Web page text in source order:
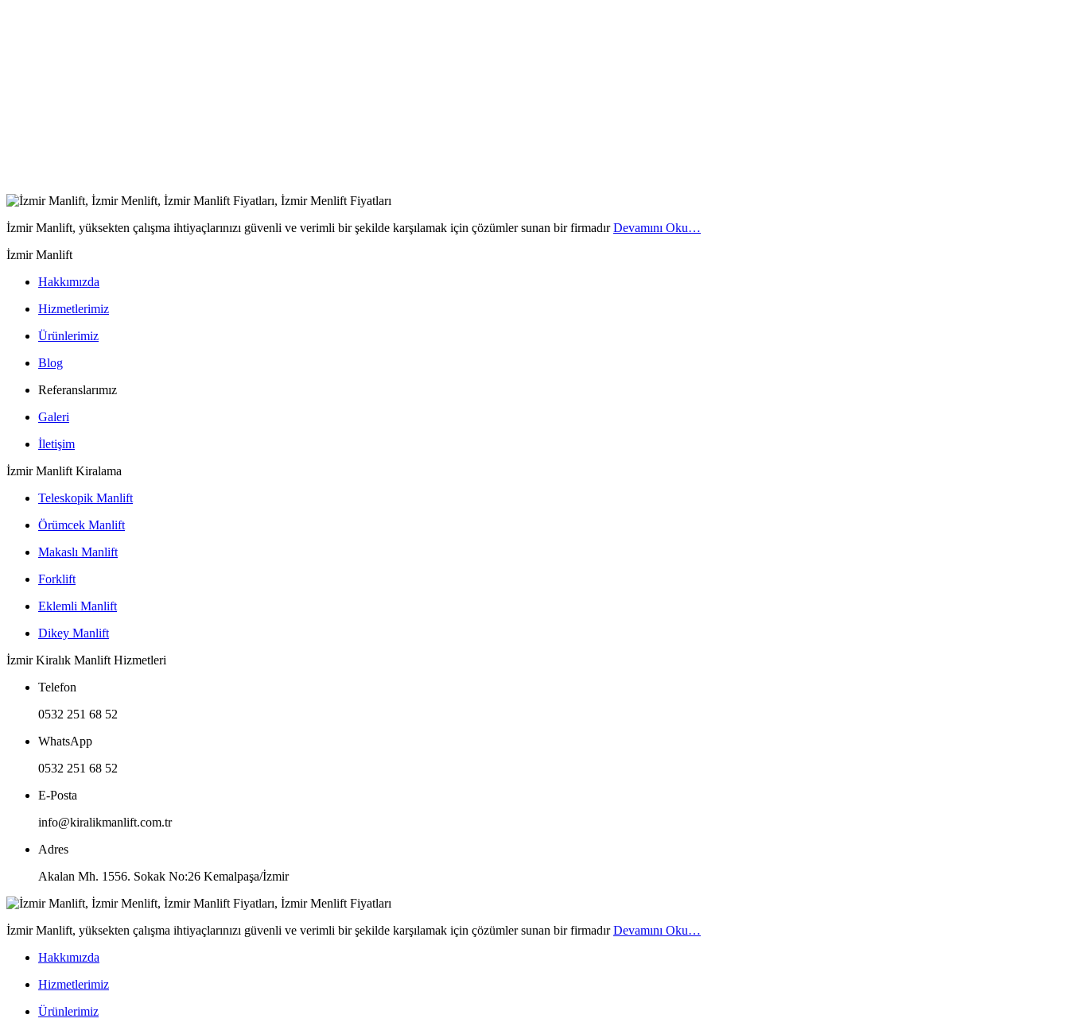
İzmir Manlift, yüksekten çalışma ihtiyaçlarınızı güvenli ve verimli bir şekilde karşılamak için çözümler sunan bir firmadırDevamını Oku…
İzmir Manlift
Hakkımızda
Hizmetlerimiz
Ürünlerimiz
Blog
Referanslarımız
Galeri
İletişim
İzmir Manlift Kiralama
Teleskopik Manlift
Örümcek Manlift
Makaslı Manlift
Forklift
Eklemli Manlift
Dikey Manlift
İzmir Kiralık Manlift Hizmetleri
Telefon
0532 251 68 52
WhatsApp
0532 251 68 52
E-Posta
info@kiralikmanlift.com.tr
Adres
Akalan Mh. 1556. Sokak No:26 Kemalpaşa/İzmir
İzmir Manlift, yüksekten çalışma ihtiyaçlarınızı güvenli ve verimli bir şekilde karşılamak için çözümler sunan bir firmadırDevamını Oku…
Hakkımızda
Hizmetlerimiz
Ürünlerimiz